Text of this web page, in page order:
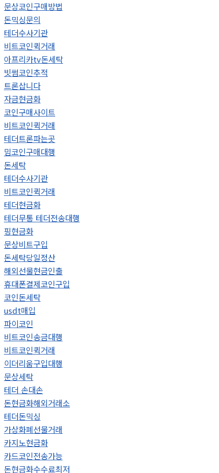
문상코인구매방법
돈믹싱문의
테더수사기관
비트코인퀵거래
아프리카tv돈세탁
빗썸코인추적
트론삽니다
자금현금화
코인구매사이트
비트코인퀵거래
테더트론파는곳
밈코인구매대행
돈세탁
테더수사기관
비트코인퀵거래
테더현금화
테더무통 테더전송대행
핑현금화
문상비트구입
돈세탁당일정산
해외선물현금인출
휴대폰결제코인구입
코인돈세탁
usdt매입
파이코인
비트코인송금대행
비트코인퀵거래
이더리움구입대행
문상세탁
테더 손대손
돈현금화해외거래소
테더돈믹싱
가상화폐선물거래
카지노현금화
카드코인전송가능
돈현금화수수료최저